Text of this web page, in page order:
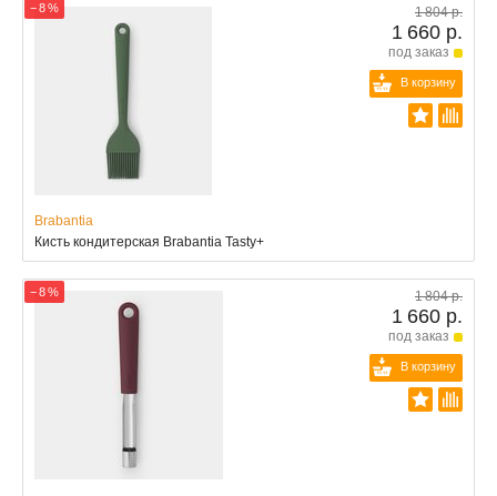
− 8 % 1 804 р.
1 660 р.
под заказ
В корзину
Brabantia
Кисть кондитерская Brabantia Tasty+
− 8 % 1 804 р.
1 660 р.
под заказ
В корзину